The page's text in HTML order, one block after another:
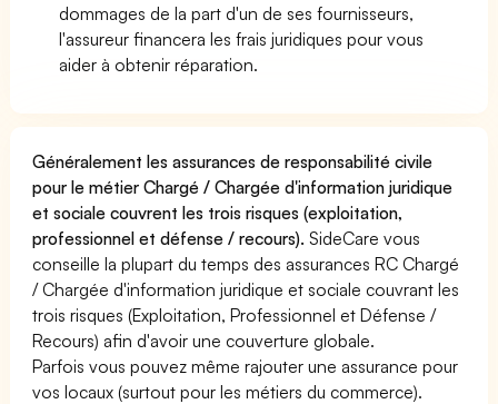
dommages de la part d'un de ses fournisseurs,
l'assureur financera les frais juridiques pour vous
aider à obtenir réparation.
Généralement les assurances de responsabilité civile
pour le métier Chargé / Chargée d'information juridique
et sociale couvrent les trois risques (exploitation,
professionnel et défense / recours). SideCare vous
conseille la plupart du temps des assurances RC Chargé
/ Chargée d'information juridique et sociale couvrant les
trois risques (Exploitation, Professionnel et Défense /
Recours) afin d'avoir une couverture globale.
Parfois vous pouvez même rajouter une assurance pour
vos locaux (surtout pour les métiers du commerce).